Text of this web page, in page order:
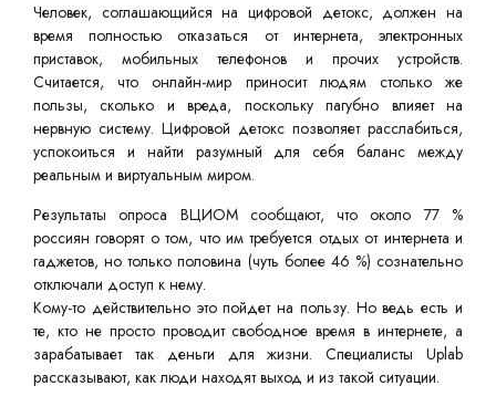
Человек, соглашающийся на цифровой детокс, должен на
время полностью отказаться от интернета, электронных
приставок, мобильных телефонов и прочих устройств.
Считается, что онлайн-мир приносит людям столько же
пользы, сколько и вреда, поскольку пагубно влияет на
нервную систему. Цифровой детокс позволяет расслабиться,
успокоиться и найти разумный для себя баланс между
реальным и виртуальным миром.
Результаты опроса ВЦИОМ сообщают, что около 77 %
россиян говорят о том, что им требуется отдых от интернета и
гаджетов, но только половина (чуть более 46 %) сознательно
отключали доступ к нему.
Кому-то действительно это пойдет на пользу. Но ведь есть и
те, кто не просто проводит свободное время в интернете, а
зарабатывает так деньги для жизни. Специалисты Uplab
рассказывают, как люди находят выход и из такой ситуации.